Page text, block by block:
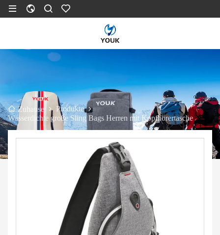
Zuhause
Produkte
Wasserdichte große Sling Bags Herren mit Kopfhörertasche